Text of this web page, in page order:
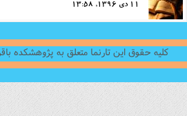
11 دی 1396, 13:58
کلیه حقوق این تارنما متعلق به پژوهشکده